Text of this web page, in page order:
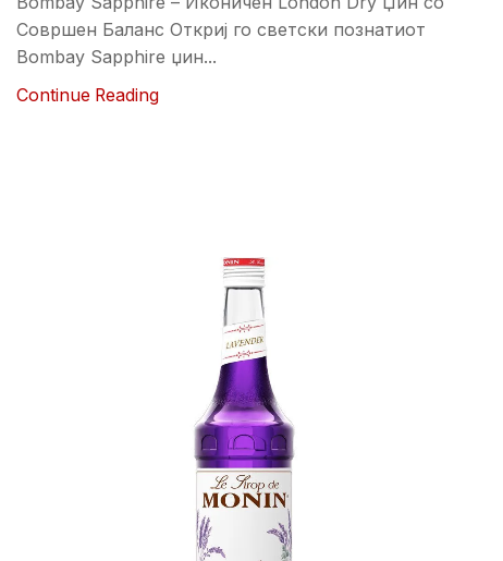
Совршен Баланс Откриј го светски познатиот
Bombay Sapphire џин...
Continue Reading